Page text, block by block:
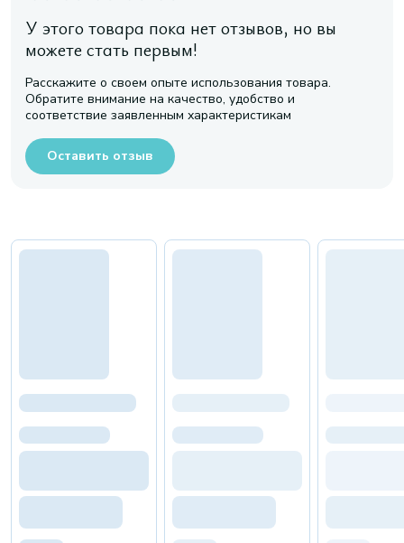
У этого товара пока нет отзывов, но вы
можете стать первым!
Расскажите о своем опыте использования товара.
Обратите внимание на качество, удобство и
соответствие заявленным характеристикам
Оставить отзыв